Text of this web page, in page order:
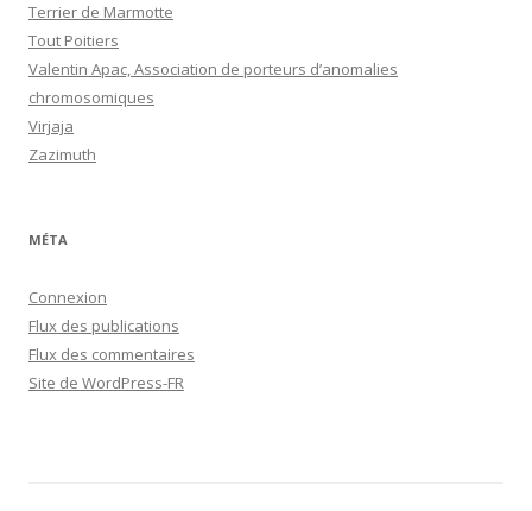
Terrier de Marmotte
Tout Poitiers
Valentin Apac, Association de porteurs d’anomalies
chromosomiques
Virjaja
Zazimuth
MÉTA
Connexion
Flux des publications
Flux des commentaires
Site de WordPress-FR